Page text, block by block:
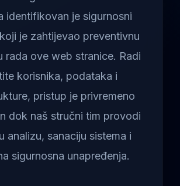
identifikovan je sigurnosni
je zahtijevao preventivnu
rada ove web stranice. Radi
korisnika, podataka i
pristup je privremeno
dok naš stručni tim provodi
analizu, sanaciju sistema i
sigurnosna unapređenja.